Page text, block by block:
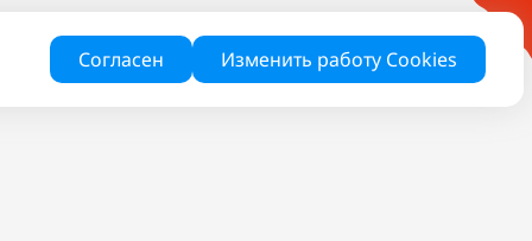
Согласен Изменить работу Cookies